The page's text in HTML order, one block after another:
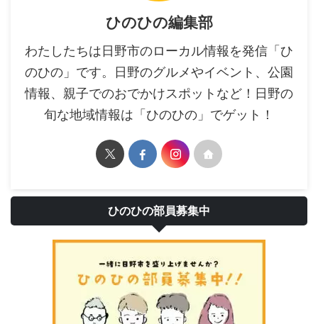
ひのひの編集部
わたしたちは日野市のローカル情報を発信「ひ
のひの」です。日野のグルメやイベント、公園
情報、親子でのおでかけスポットなど！日野の
旬な地域情報は「ひのひの」でゲット！
ひのひの部員募集中